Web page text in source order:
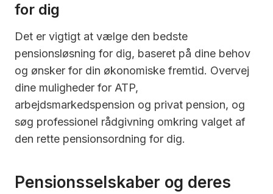
for dig
Det er vigtigt at vælge den bedste
pensionsløsning for dig, baseret på dine behov
og ønsker for din økonomiske fremtid. Overvej
dine muligheder for ATP,
arbejdsmarkedspension og privat pension, og
søg professionel rådgivning omkring valget af
den rette pensionsordning for dig.
Pensionsselskaber og deres